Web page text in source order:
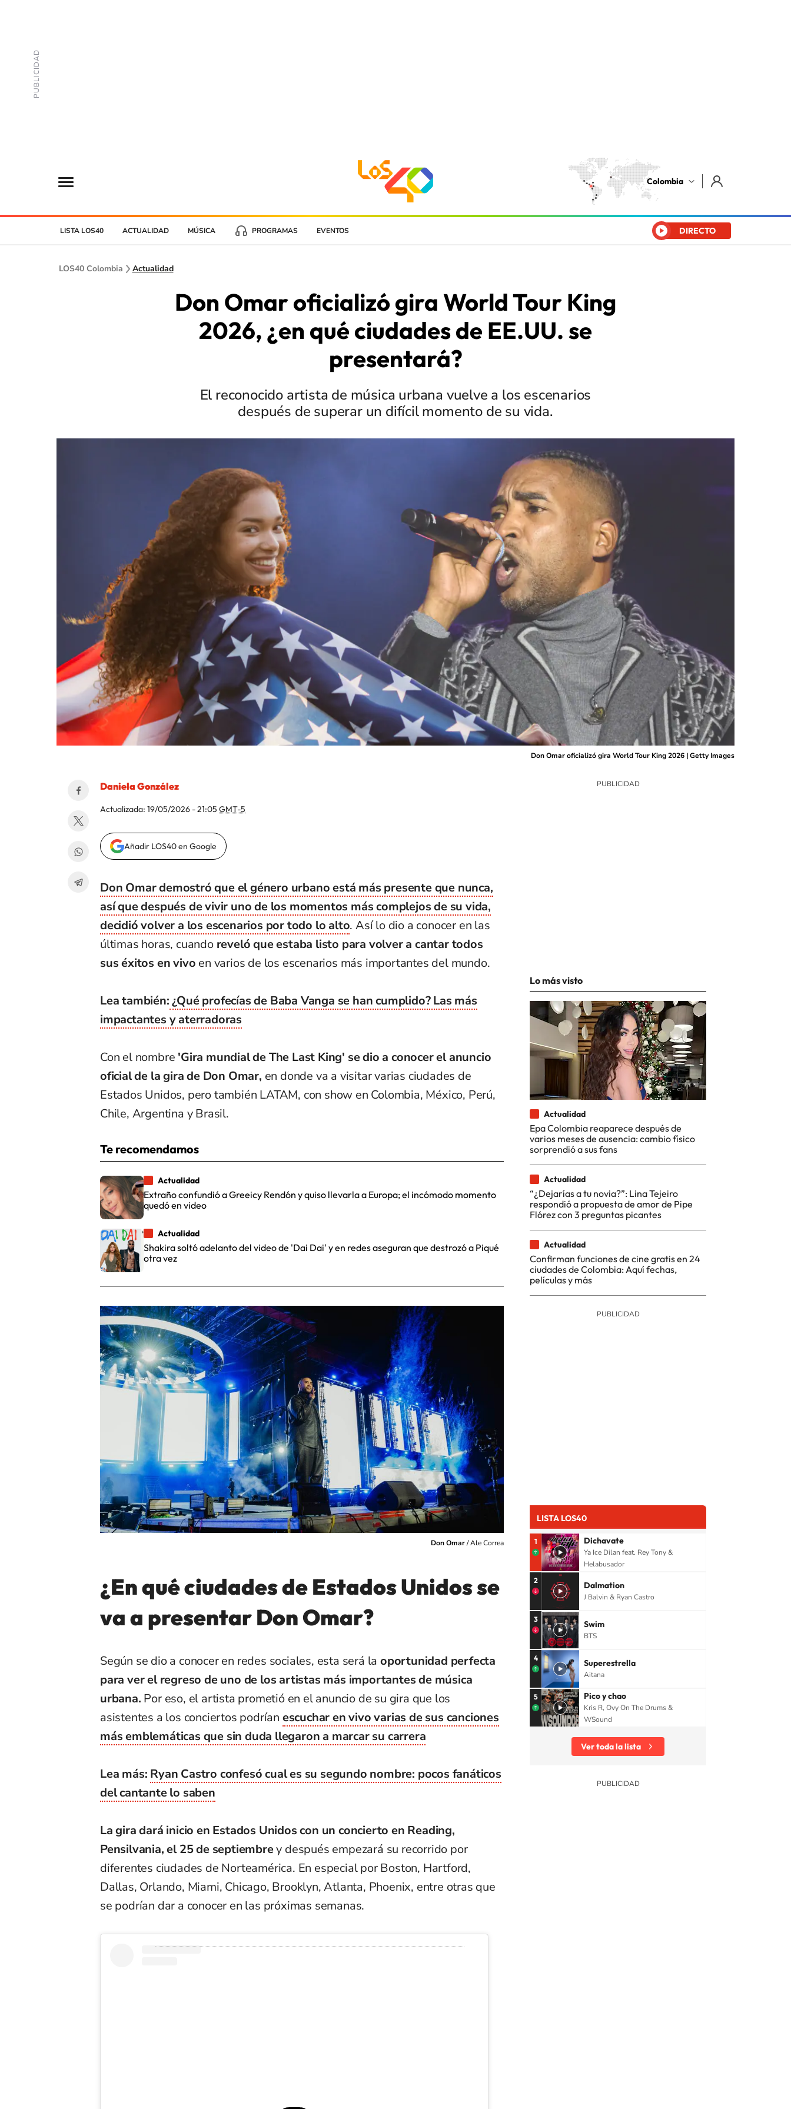
Colombia
LISTA LOS40 ACTUALIDAD MÚSICA PROGRAMAS EVENTOS DIRECTO
LOS40 Colombia Actualidad
Don Omar oficializó gira World Tour King
2026, ¿en qué ciudades de EE.UU. se
presentará?
El reconocido artista de música urbana vuelve a los escenarios
después de superar un difícil momento de su vida.
Don Omar oficializó gira World Tour King 2026 | Getty Images
Daniela González
Actualizada: 19/05/2026 - 21:05 GMT-5
Añadir LOS40 en Google
Don Omar demostró que el género urbano está más presente que nunca,
así que después de vivir uno de los momentos más complejos de su vida,
decidió volver a los escenarios por todo lo alto. Así lo dio a conocer en las
últimas horas, cuando reveló que estaba listo para volver a cantar todos
sus éxitos en vivo en varios de los escenarios más importantes del mundo.
Lea también:¿Qué profecías de Baba Vanga se han cumplido? Las más
impactantes y aterradoras
Con el nombre 'Gira mundial de The Last King' se dio a conocer el anuncio
oficial de la gira de Don Omar, en donde va a visitar varias ciudades de
Estados Unidos, pero también LATAM, con show en Colombia, México, Perú,
Chile, Argentina y Brasil.
Te recomendamos
Actualidad
Extraño confundió a Greeicy Rendón y quiso llevarla a Europa; el incómodo momento
quedó en video
Actualidad
Shakira soltó adelanto del video de 'Dai Dai' y en redes aseguran que destrozó a Piqué
otra vez
Don Omar/Ale Correa
¿En qué ciudades de Estados Unidos se
va a presentar Don Omar?
Según se dio a conocer en redes sociales, esta será la oportunidad perfecta
para ver el regreso de uno de los artistas más importantes de música
urbana. Por eso, el artista prometió en el anuncio de su gira que los
asistentes a los conciertos podrían escuchar en vivo varias de sus canciones
más emblemáticas que sin duda llegaron a marcar su carrera
Lea más: Ryan Castro confesó cual es su segundo nombre: pocos fanáticos
del cantante lo saben
La gira dará inicio en Estados Unidos con un concierto en Reading,
Pensilvania, el 25 de septiembrey después empezará su recorrido por
diferentes ciudades de Norteamérica. En especial por Boston, Hartford,
Dallas, Orlando, Miami, Chicago, Brooklyn, Atlanta, Phoenix, entre otras que
se podrían dar a conocer en las próximas semanas.
Lo más visto
Actualidad
Epa Colombia reaparece después de
varios meses de ausencia: cambio físico
sorprendió a sus fans
Actualidad
“¿Dejarías a tu novia?”: Lina Tejeiro
respondió a propuesta de amor de Pipe
Flórez con 3 preguntas picantes
Actualidad
Confirman funciones de cine gratis en 24
ciudades de Colombia: Aquí fechas,
películas y más
LISTA LOS40
1 Dichavate
Ya Ice Dilan feat. Rey Tony &
Helabusador
2 Dalmation
J Balvin & Ryan Castro
3 Swim
BTS
4 Superestrella
Aitana
5 Pico y chao
Kris R, Ovy On The Drums &
WSound
Ver toda la lista